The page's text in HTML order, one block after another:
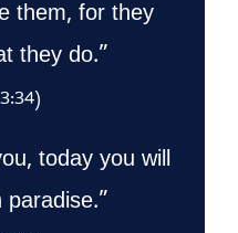
them, for they
they do.”
today you will